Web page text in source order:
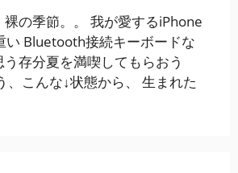
の季節。。 我が愛するiPhone
い Bluetooth接続キーボードな
存分夏を満喫してもらおう
、こんな↓状態から、 生まれた